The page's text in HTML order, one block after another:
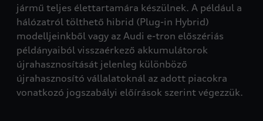
jármű teljes élettartamára készülnek. A például a
hálózatról tölthető hibrid (Plug-in Hybrid)
modelljeinkből vagy az Audi e-tron előszériás
példányaiból visszaérkező akkumulátorok
újrahasznosítását jelenleg különböző
újrahasznosító vállalatoknál az adott piacokra
vonatkozó jogszabályi előírások szerint végezzük.